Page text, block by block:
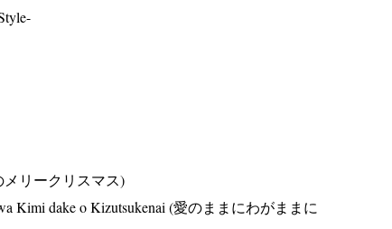
メリークリスマス)
Kimi dake o Kizutsukenai (愛のままにわがままに